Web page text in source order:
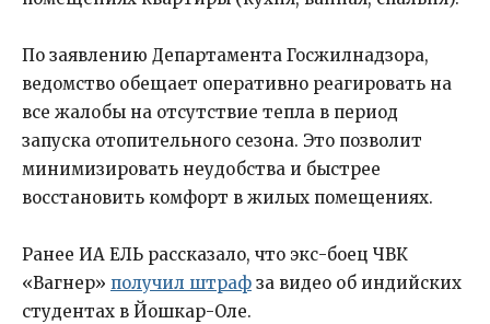
По заявлению Департамента Госжилнадзора,
ведомство обещает оперативно реагировать на
все жалобы на отсутствие тепла в период
запуска отопительного сезона. Это позволит
минимизировать неудобства и быстрее
восстановить комфорт в жилых помещениях.
Ранее ИА ЕЛЬ рассказало, что экс-боец ЧВК
«Вагнер» получил штраф за видео об индийских
студентах в Йошкар-Оле.